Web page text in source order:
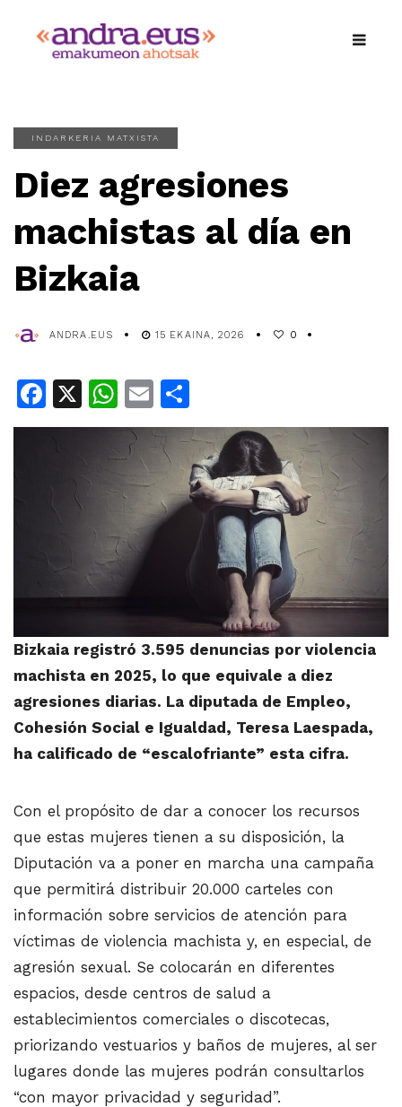
INDARKERIA MATXISTA
Diez agresiones
machistas al día en
Bizkaia
ANDRA.EUS 15 EKAINA, 2026 0
Facebook
X WhatsApp
Email
Bizkaia registró 3.595 denuncias por violencia
machista en 2025, lo que equivale a diez
agresiones diarias. La diputada de Empleo,
Cohesión Social e Igualdad, Teresa Laespada,
ha calificado de “escalofriante” esta cifra.
Con el propósito de dar a conocer los recursos
que estas mujeres tienen a su disposición, la
Diputación va a poner en marcha una campaña
que permitirá distribuir 20.000 carteles con
información sobre servicios de atención para
víctimas de violencia machista y, en especial, de
agresión sexual. Se colocarán en diferentes
espacios, desde centros de salud a
establecimientos comerciales o discotecas,
priorizando vestuarios y baños de mujeres, al ser
lugares donde las mujeres podrán consultarlos
“con mayor privacidad y seguridad”.